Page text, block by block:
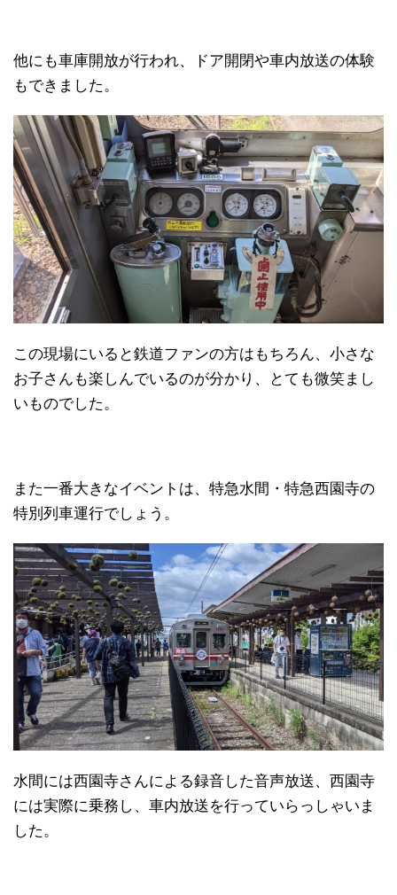
他にも車庫開放が行われ、ドア開閉や車内放送の体験
もできました。
この現場にいると鉄道ファンの方はもちろん、小さな
お子さんも楽しんでいるのが分かり、とても微笑まし
いものでした。
また一番大きなイベントは、特急水間・特急西園寺の
特別列車運行でしょう。
水間には西園寺さんによる録音した音声放送、西園寺
には実際に乗務し、車内放送を行っていらっしゃいま
した。